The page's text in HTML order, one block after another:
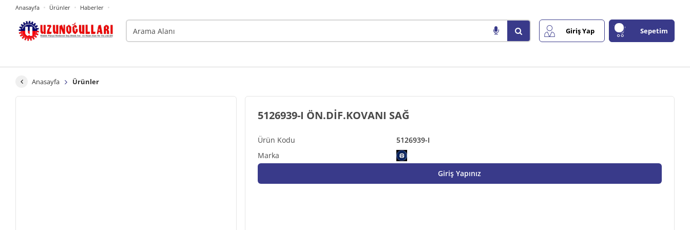
Anasayfa Ürünler Haberler
Giriş Yap Sepetim
Anasayfa Ürünler
5126939-I
5126939-I ÖN.DİF.KOVANI SAĞ
Giriş Yapınız